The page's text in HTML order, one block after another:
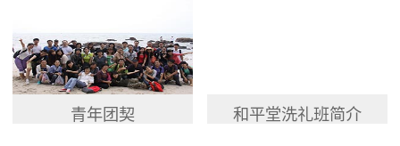
青年团契 和平堂洗礼班简介